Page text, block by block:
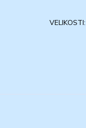
VELIKOSTI: